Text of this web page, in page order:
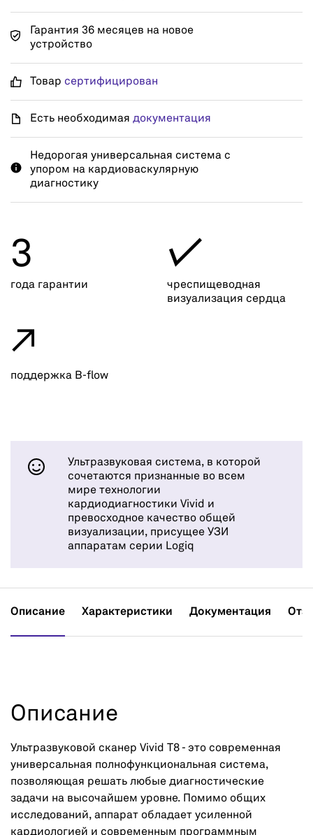
Гарантия 36 месяцев на новое
устройство
Товар сертифицирован
Есть необходимая документация
Недорогая универсальная система с
упором на кардиоваскулярную
диагностику
3
года гарантии
✓
чреспищеводная
визуализация сердца
↗
поддержка B-flow
Ультразвуковая система, в которой
сочетаются признанные во всем
мире технологии
кардиодиагностики Vivid и
превосходное качество общей
визуализации, присущее УЗИ
аппаратам серии Logiq
Описание Характеристики Документация
Описание
Ультразвуковой сканер Vivid T8 - это современная
универсальная полнофункциональная система,
позволяющая решать любые диагностические
задачи на высочайшем уровне. Помимо общих
исследований, аппарат обладает усиленной
кардиологией и современным программным